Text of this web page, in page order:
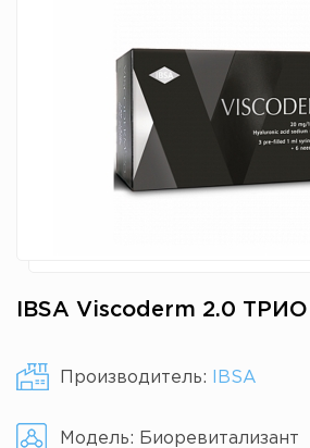
IBSA Viscoderm 2.0 ТРИО
Производитель: IBSA
Модель: Биоревитализант